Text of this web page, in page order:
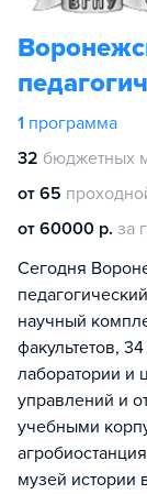
1 программа
32 бюджетных
от 65
от 60000 р. за
Сегодня
научный
факультетов,
лаборатории и
управлений и
учебными
музей истории